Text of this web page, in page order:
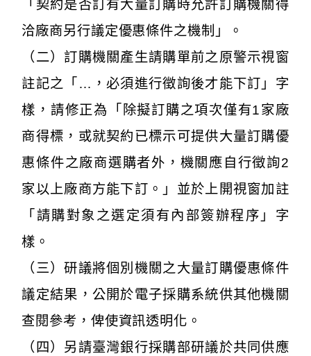
「契約是否訂有大量訂購時允許訂購機關得
洽廠商另行議定優惠條件之機制」。
（二）訂購機關產生請購單前之原警示視窗
註記之「…，必須進行徵詢後才能下訂」字
樣，請修正為「除擬訂購之項次僅有1家廠
商得標，或就契約已標示可提供大量訂購優
惠條件之廠商選購者外，機關應自行徵詢2
家以上廠商方能下訂。」並於上開視窗加註
「請購對象之選定須有內部簽辦程序」字
樣。
（三）研議將個別機關之大量訂購優惠條件
議定結果，公開於電子採購系統供其他機關
查閱參考，俾使資訊透明化。
（四）另請臺灣銀行採購部研議於共同供應